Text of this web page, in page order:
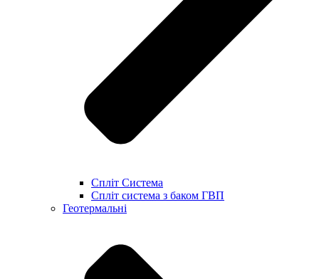
Спліт Система
Спліт система з баком ГВП
Геотермальні